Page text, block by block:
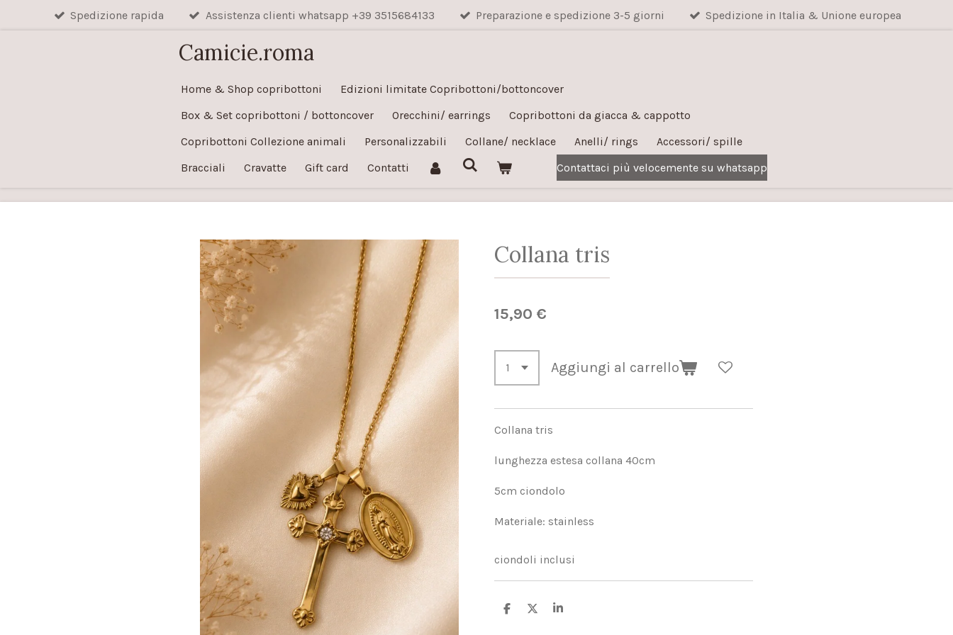
Spedizione rapida Assistenza clienti whatsapp +39 3515684133 Preparazione e spedizione 3-5 giorni Spedizione in Italia & Unione europea
Camicie.roma
Home & Shop copribottoni
Edizioni limitate Copribottoni/bottoncover
Box & Set copribottoni / bottoncover
Orecchini/ earrings
Copribottoni da giacca & cappotto
Copribottoni Collezione animali
Personalizzabili Collane/ necklace Anelli/ rings
Accessori/ spille
Bracciali
Cravatte Gift card Contatti Contattaci più velocemente su whatsapp
Collana tris
15,90 €
Aggiungi al carrello
Collana tris
lunghezza estesa collana 40cm
5cm ciondolo
Materiale: stainless
ciondoli inclusi
C
C
C